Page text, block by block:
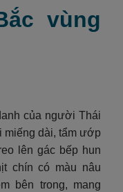
vùng
của người Thái
dài, tẩm ướp
lên gác bếp hun
chín có màu nâu
bên trong, mang